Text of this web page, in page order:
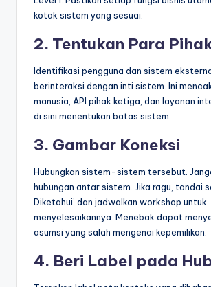
kotak sistem yang sesuai.
2. Tentukan Para
Identifikasi pengguna dan sistem
berinteraksi dengan inti sistem. Ini
manusia, API pihak ketiga, dan layanan
di sini menentukan batas sistem.
3. Gambar Koneksi
Hubungkan sistem-sistem tersebut.
hubungan antar sistem. Jika ragu, tandai
Diketahui’ dan jadwalkan workshop untuk
menyelesaikannya. Menebak dapat
asumsi yang salah mengenai kepemilikan.
4. Beri Label pada